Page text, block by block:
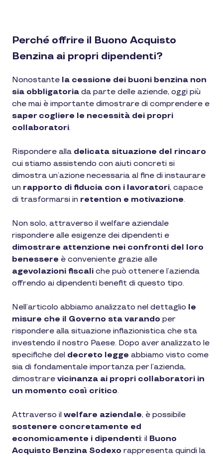
Perché offrire il Buono Acquisto
Benzina ai propri dipendenti?
Nonostante la cessione dei buoni benzina non
sia obbligatoria da parte delle aziende, oggi più
che mai è importante dimostrare di comprendere e
saper cogliere le necessità dei propri
collaboratori.
Rispondere alla delicata situazione del rincaro
cui stiamo assistendo con aiuti concreti si
dimostra un’azione necessaria al fine di instaurare
un rapporto di fiducia con i lavoratori, capace
di trasformarsi in retention e motivazione.
Non solo, attraverso il welfare aziendale
rispondere alle esigenze dei dipendenti e
dimostrare attenzione nei confronti del loro
benessere è conveniente grazie alle
agevolazioni fiscali che può ottenere l’azienda
offrendo ai dipendenti benefit di questo tipo.
Nell’articolo abbiamo analizzato nel dettaglio le
misure che il Governo sta varando per
rispondere alla situazione inflazionistica che sta
investendo il nostro Paese. Dopo aver analizzato le
specifiche del decreto legge abbiamo visto come
sia di fondamentale importanza per l’azienda,
dimostrare vicinanza ai propri collaboratori in
un momento così critico.
Attraverso il welfare aziendale, è possibile
sostenere concretamente ed
economicamente i dipendenti: il Buono
Acquisto Benzina Sodexo rappresenta quindi la